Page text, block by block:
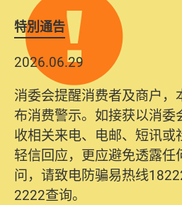
特別通告
2026.06.29
消委会提醒消费者及商户，
布消费警示。如接获以消委
收相关来电、电邮、短讯或
轻信回应，更应避免透露任
问，请致电防骗易热线
2222查询。